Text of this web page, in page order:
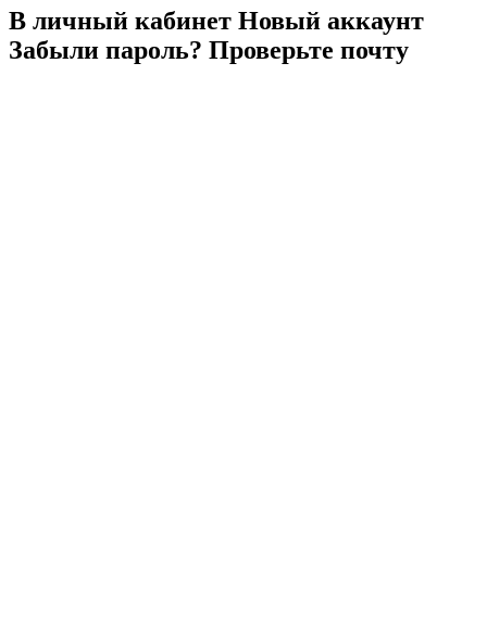
В личный кабинет Новый аккаунт
Забыли пароль? Проверьте почту